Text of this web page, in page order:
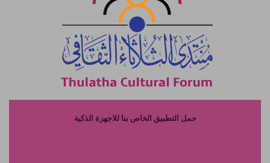
حمل التطبيق الخاص بنا للاجهزة الذكية